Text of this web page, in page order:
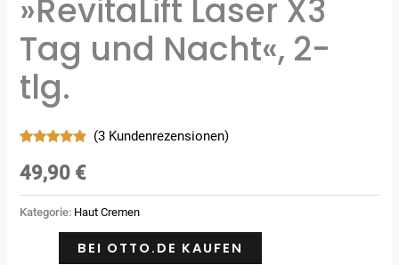
»RevitaLift Laser X3
Tag und Nacht«, 2-
tlg.
mit4.67
von 5,
basierend
Kundenbewertungen
(3 Kundenrezensionen)
49,90 €
Kategorie: Haut Cremen
BEI OTTO.DE KAUFEN